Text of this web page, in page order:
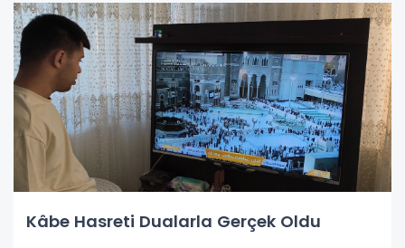
Kâbe Hasreti Dualarla Gerçek Oldu